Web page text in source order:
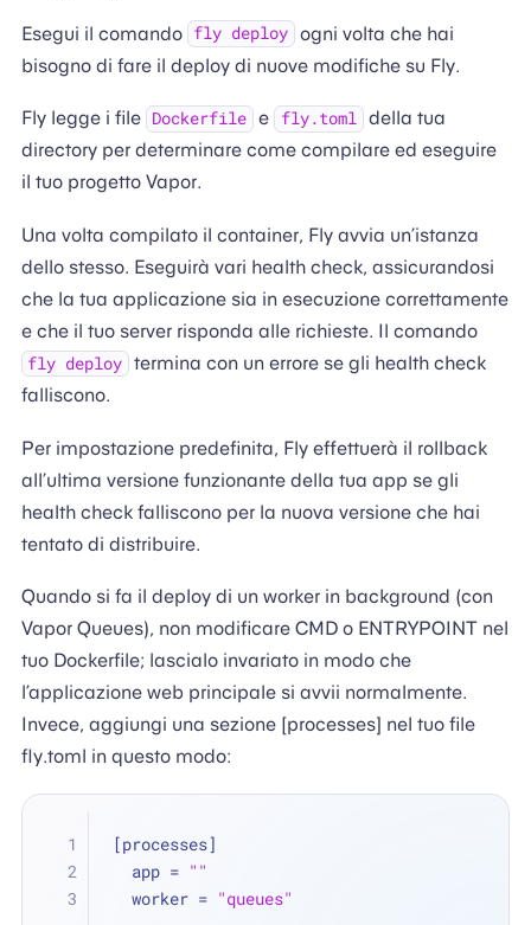
Esegui il comando fly deploy ogni volta che hai
bisogno di fare il deploy di nuove modifiche su Fly.
Fly legge i file Dockerfile e fly.toml della tua
directory per determinare come compilare ed eseguire
il tuo progetto Vapor.
Una volta compilato il container, Fly avvia un’istanza
dello stesso. Eseguirà vari health check, assicurandosi
che la tua applicazione sia in esecuzione correttamente
e che il tuo server risponda alle richieste. Il comando
fly deploy termina con un errore se gli health check
falliscono.
Per impostazione predefinita, Fly effettuerà il rollback
all’ultima versione funzionante della tua app se gli
health check falliscono per la nuova versione che hai
tentato di distribuire.
Quando si fa il deploy di un worker in background (con
Vapor Queues), non modificare CMD o ENTRYPOINT nel
tuo Dockerfile; lascialo invariato in modo che
l’applicazione web principale si avvii normalmente.
Invece, aggiungi una sezione [processes] nel tuo file
fly.toml in questo modo:
[processes]
  app =
""
  worker =
"queues"